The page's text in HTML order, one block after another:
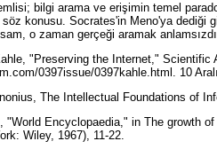
bilgi arama ve erişimin temel
konusu. Socrates'in Meno'ya dediği
o zaman gerçeği aramak
"Preserving the Internet,"
0397issue/0397kahle.html. 10
The Intellectual Foundations of
"World Encyclopaedia," in The growth
Wiley, 1967), 11-22.